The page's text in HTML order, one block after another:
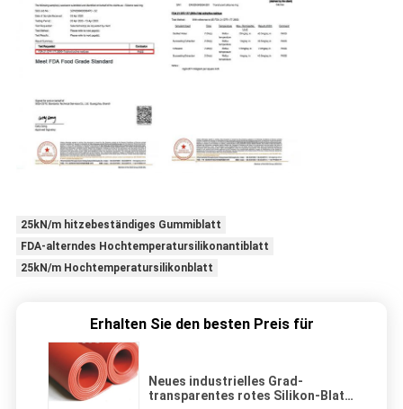
25kN/m hitzebeständiges Gummiblatt
FDA-alterndes Hochtemperatursilikonantiblatt
25kN/m Hochtemperatursilikonblatt
Erhalten Sie den besten Preis für
Neues industrielles Grad-
transparentes rotes Silikon-Blatt-